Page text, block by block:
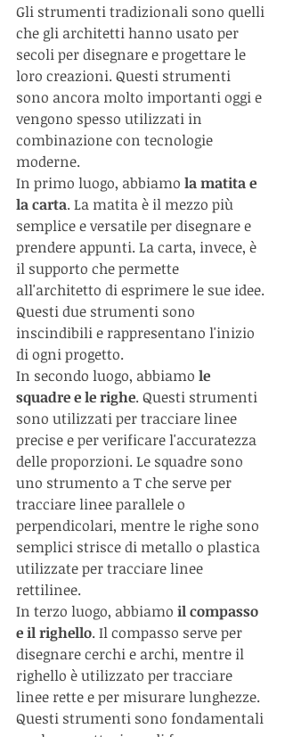
Gli strumenti tradizionali sono quelli
che gli architetti hanno usato per
secoli per disegnare e progettare le
loro creazioni. Questi strumenti
sono ancora molto importanti oggi e
vengono spesso utilizzati in
combinazione con tecnologie
moderne.
In primo luogo, abbiamo la matita e
la carta. La matita è il mezzo più
semplice e versatile per disegnare e
prendere appunti. La carta, invece, è
il supporto che permette
all'architetto di esprimere le sue idee.
Questi due strumenti sono
inscindibili e rappresentano l'inizio
di ogni progetto.
In secondo luogo, abbiamo le
squadre e le righe. Questi strumenti
sono utilizzati per tracciare linee
precise e per verificare l'accuratezza
delle proporzioni. Le squadre sono
uno strumento a T che serve per
tracciare linee parallele o
perpendicolari, mentre le righe sono
semplici strisce di metallo o plastica
utilizzate per tracciare linee
rettilinee.
In terzo luogo, abbiamo il compasso
e il righello. Il compasso serve per
disegnare cerchi e archi, mentre il
righello è utilizzato per tracciare
linee rette e per misurare lunghezze.
Questi strumenti sono fondamentali